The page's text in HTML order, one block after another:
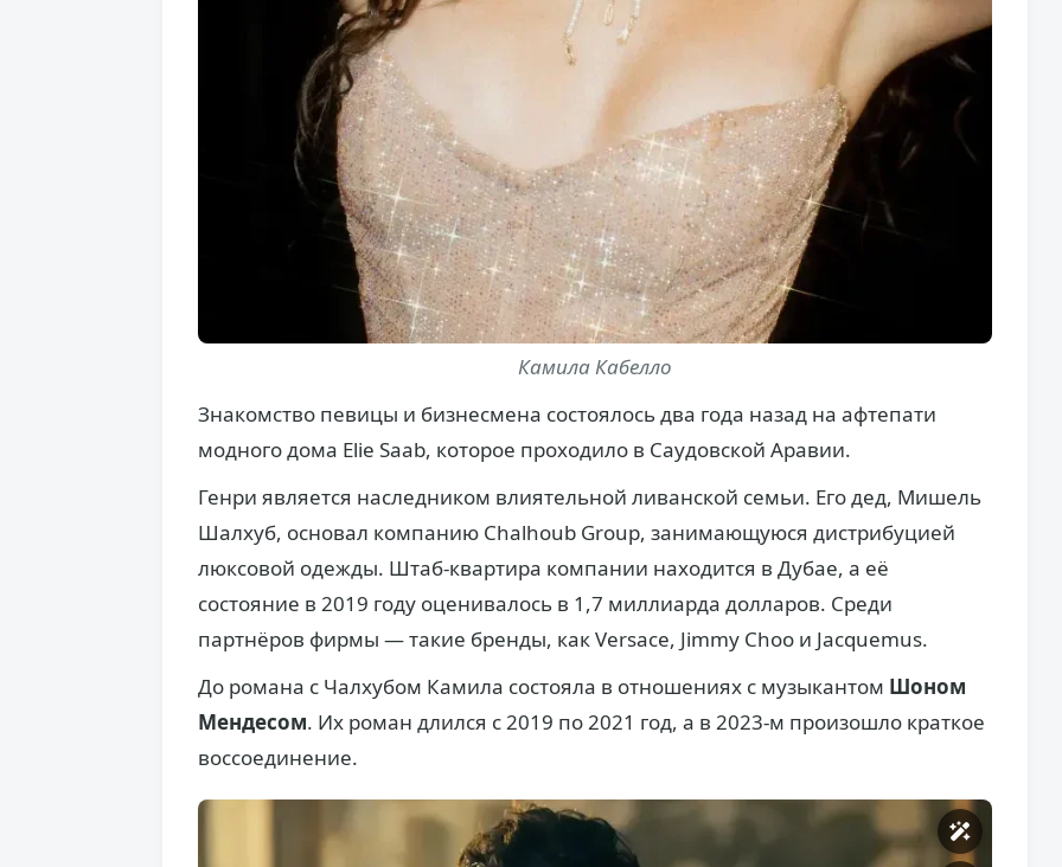
Камила Кабелло
Знакомство певицы и бизнесмена состоялось два года назад на афтепати
модного дома Elie Saab, которое проходило в Саудовской Аравии.
Генри является наследником влиятельной ливанской семьи. Его дед, Мишель
Шалхуб, основал компанию Chalhoub Group, занимающуюся дистрибуцией
люксовой одежды. Штаб-квартира компании находится в Дубае, а её
состояние в 2019 году оценивалось в 1,7 миллиарда долларов. Среди
партнёров фирмы — такие бренды, как Versace, Jimmy Choo и Jacquemus.
До романа с Чалхубом Камила состояла в отношениях с музыкантом Шоном
Мендесом. Их роман длился с 2019 по 2021 год, а в 2023-м произошло краткое
воссоединение.